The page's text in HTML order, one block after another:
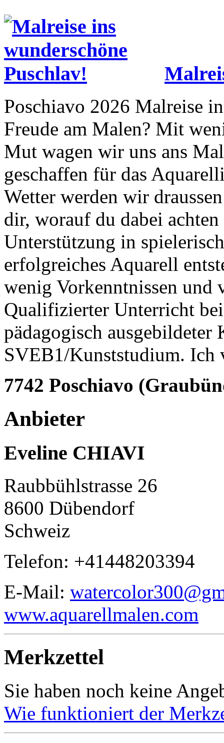
Poschiavo 2026 Malreise
Freude am Malen? Mit
Mut wagen wir uns ans
geschaffen für das
Wetter werden wir
dir, worauf du dabei
Unterstützung in
erfolgreiches Aquarell
wenig Vorkenntnissen
Qualifizierter Unterricht
pädagogisch
SVEB1/Kunststudium.
7742 Poschiavo
Anbieter
Eveline CHIAVI
Raubbühlstrasse 26
8600 Dübendorf
Schweiz
Telefon: +41448203394
E-Mail:
www.aquarellmalen.com
Merkzettel
Sie haben noch keine
Wie funktioniert der